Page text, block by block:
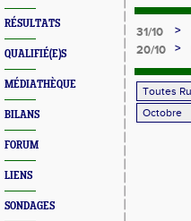
RÉSULTATS
QUALIFIÉ(E)S
MÉDIATHÈQUE
BILANS
FORUM
LIENS
SONDAGES
31/10 >
20/10
>